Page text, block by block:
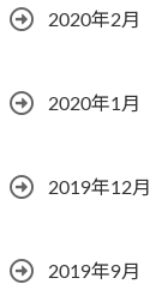
2020年2月
2020年1月
2019年12月
2019年9月